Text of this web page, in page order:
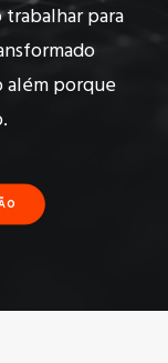
para
além porque